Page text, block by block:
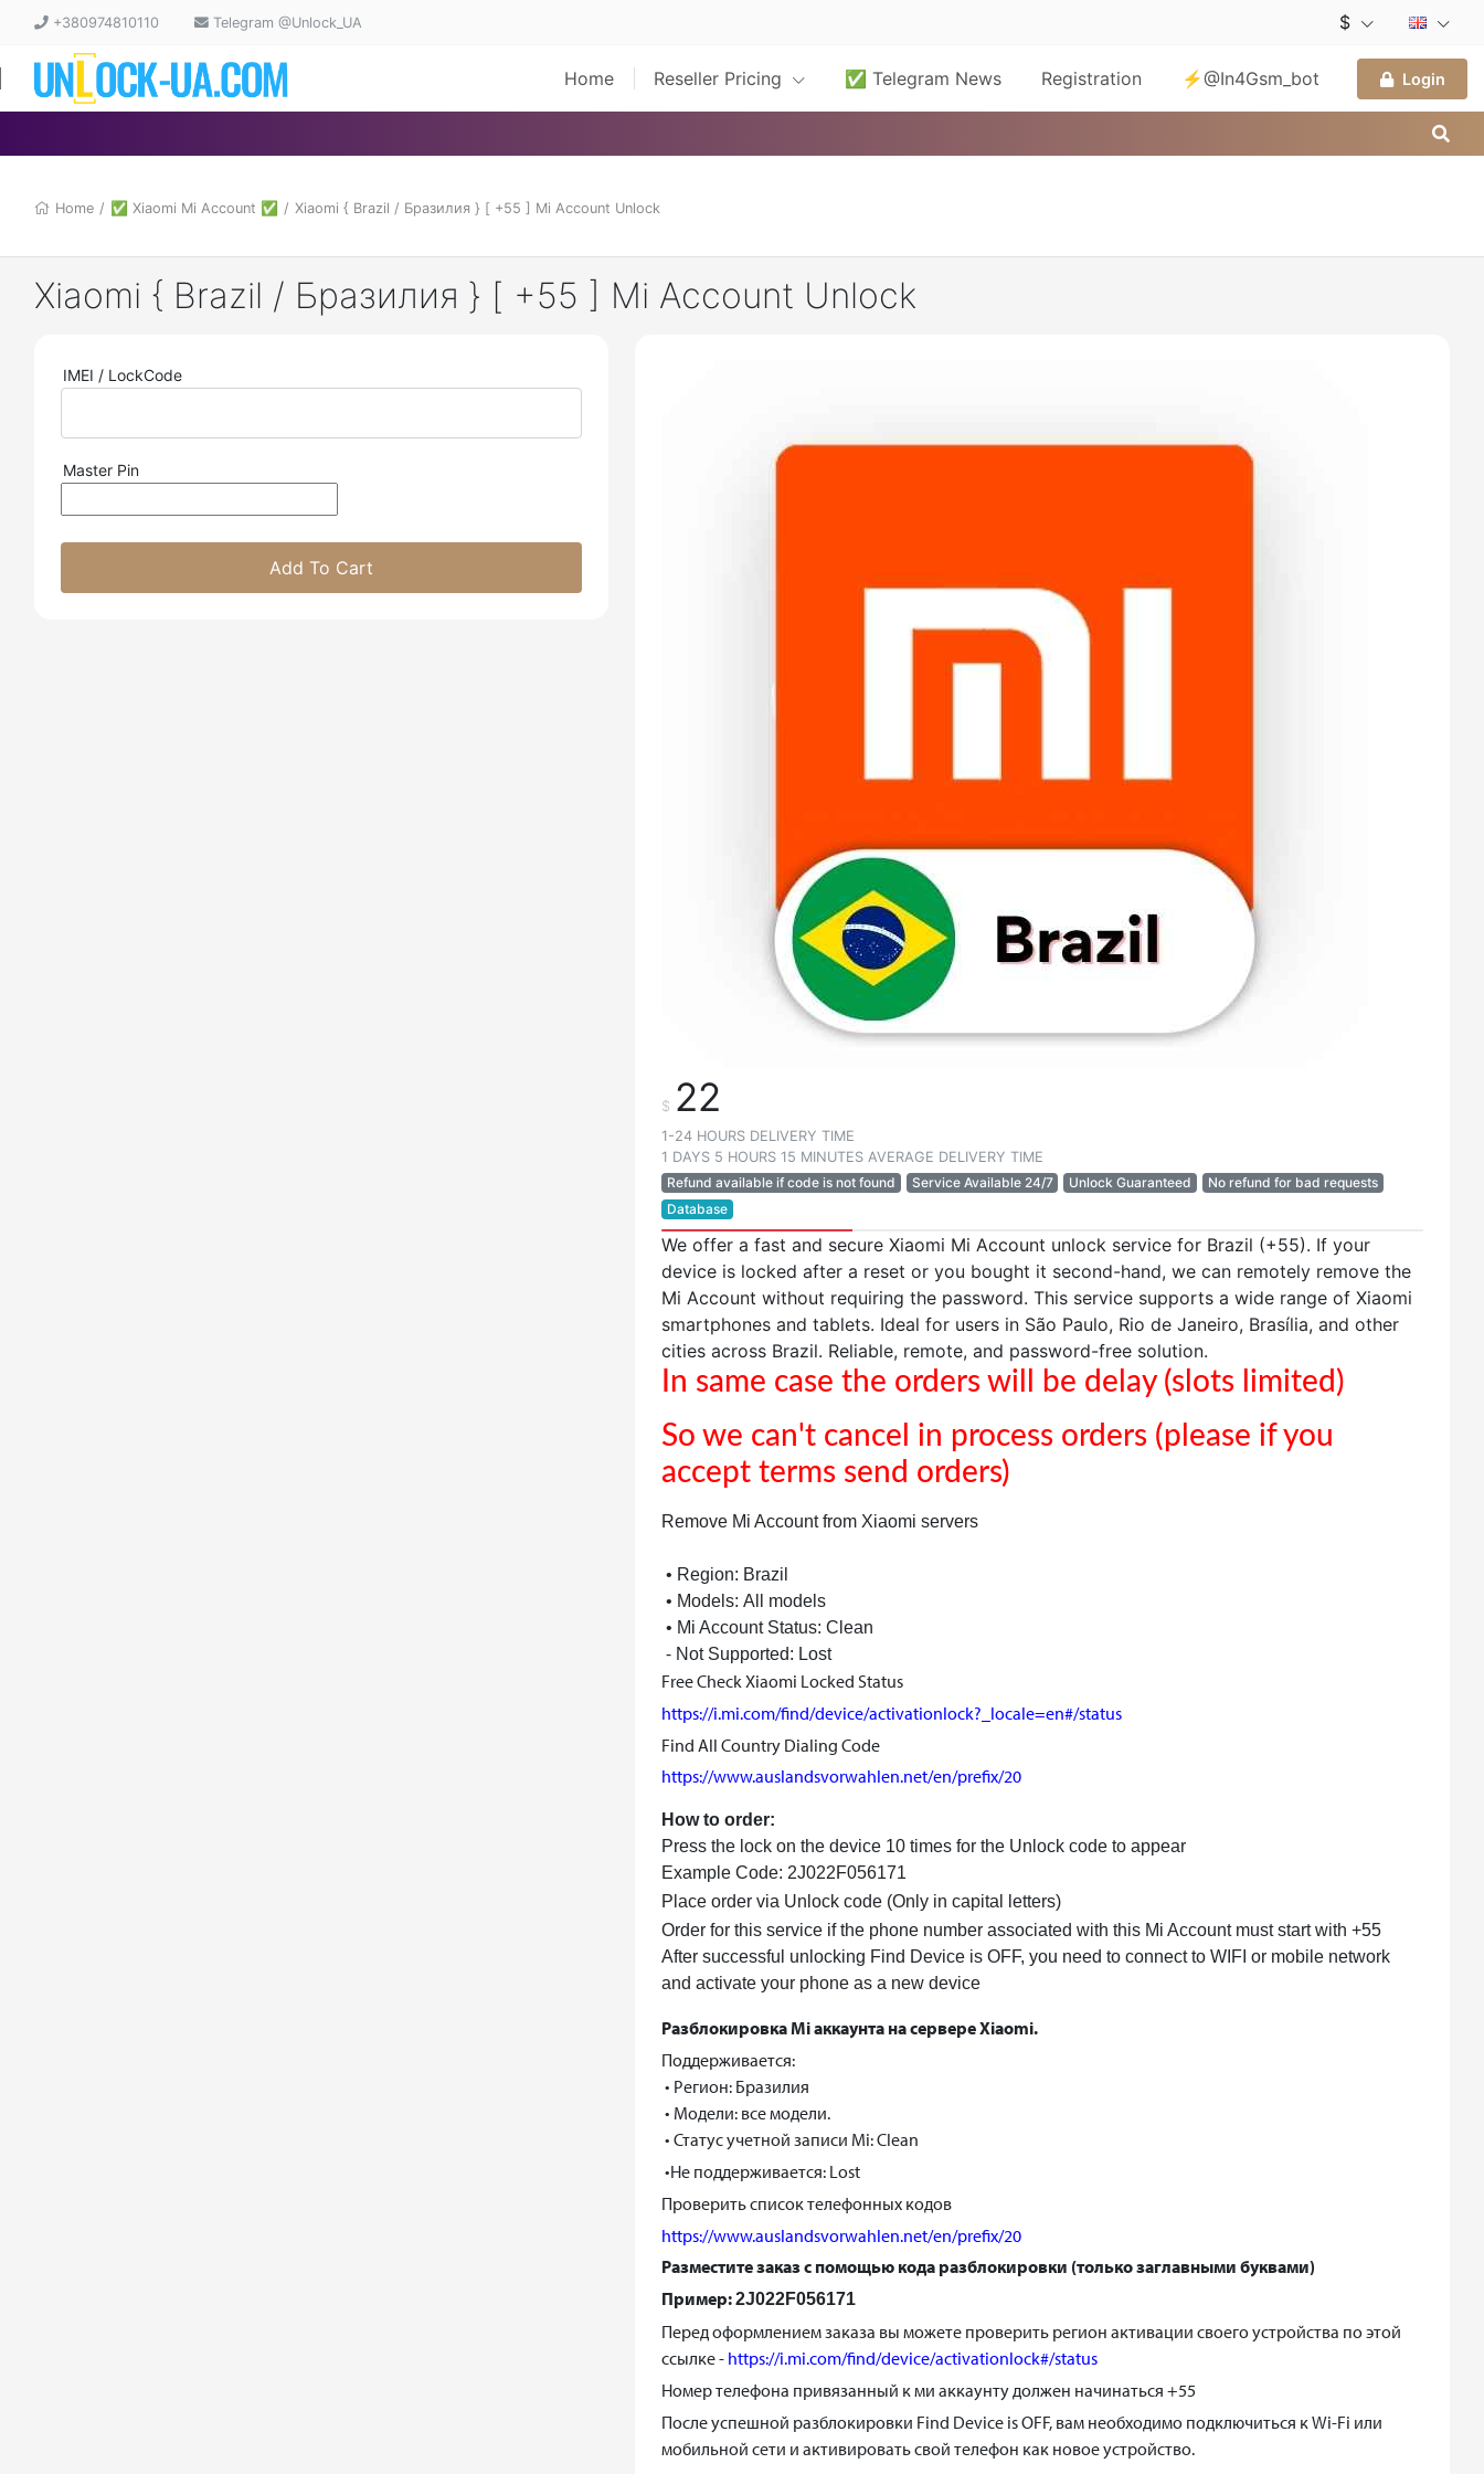
+380974810110 Telegram @Unlock_UA $
Home Reseller Pricing ✅ Telegram News Registration ⚡@In4Gsm_bot Login
Home / ✅ Xiaomi Mi Account ✅ / Xiaomi { Brazil / Бразилия } [ +55 ] Mi Account Unlock
Xiaomi { Brazil / Бразилия } [ +55 ] Mi Account Unlock
IMEI / LockCode
Master Pin
Add To Cart
$ 22
1-24 HOURS DELIVERY TIME
1 DAYS 5 HOURS 15 MINUTES AVERAGE DELIVERY TIME
Refund available if code is not found
Service Available 24/7 Unlock Guaranteed
No refund for bad requests
Database
We offer a fast and secure Xiaomi Mi Account unlock service for Brazil (+55). If your
device is locked after a reset or you bought it second-hand, we can remotely remove the
Mi Account without requiring the password. This service supports a wide range of Xiaomi
smartphones and tablets. Ideal for users in São Paulo, Rio de Janeiro, Brasília, and other
cities across Brazil. Reliable, remote, and password-free solution.
In same case the orders will be delay (slots limited)
So we can't cancel in process orders (please if you
accept terms send orders)
Remove Mi Account from Xiaomi servers
• Region: Brazil
• Models:All models
• Mi Account Status: Clean
⁃ Not Supported: Lost
Free Check Xiaomi Locked Status
https://i.mi.com/find/device/activationlock?_locale=en#/status
Find All Country Dialing Code
https://www.auslandsvorwahlen.net/en/prefix/20
How to order:
Press the lock on the device 10 times for the Unlock code to appear
Example Code: 2J022F056171
Place order via Unlock code (Only in capital letters)
Order for this service if the phone number associated with this Mi Account must start with +55
After successful unlocking Find Device is OFF, you need to connect to WIFI or mobile network
and activate your phone as a new device
Разблокировка Mi аккаунта на сервере Xiaomi.
Поддерживается:
• Регион: Бразилия
• Модели: все модели.
• Статус учетной записи Mi: Clean
•Не поддерживается: Lost
Проверить список телефонных кодов
https://www.auslandsvorwahlen.net/en/prefix/20
Разместите заказ с помощью кода разблокировки (только заглавными буквами)
Пример:2J022F056171
Перед оформлением заказа вы можете проверить регион активации своего устройства по этой
ссылке - https://i.mi.com/find/device/activationlock#/status
Номер телефона привязанный к ми аккаунту должен начинаться +55
После успешной разблокировки Find Device is OFF, вам необходимо подключиться к Wi-Fi или
мобильной сети и активировать свой телефон как новое устройство.